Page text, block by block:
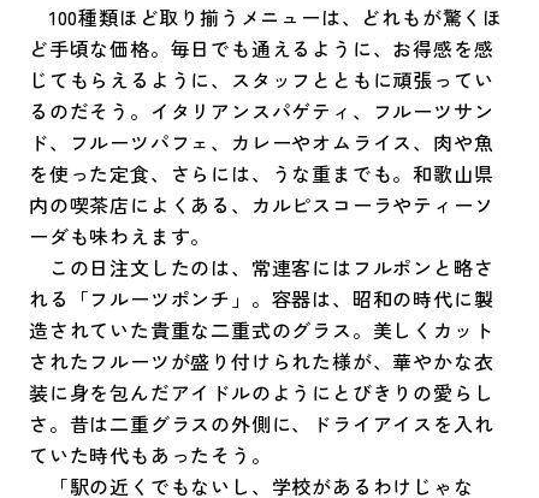
100種類ほど取り揃うメニューは、どれもが驚くほ
ど手頃な価格。毎日でも通えるように、お得感を感
じてもらえるように、スタッフとともに頑張ってい
るのだそう。イタリアンスパゲティ、フルーツサン
ド、フルーツパフェ、カレーやオムライス、肉や魚
を使った定食、さらには、うな重までも。和歌山県
内の喫茶店によくある、カルピスコーラやティーソ
ーダも味わえます。
この日注文したのは、常連客にはフルポンと略さ
れる「フルーツポンチ」。容器は、昭和の時代に製
造されていた貴重な二重式のグラス。美しくカット
されたフルーツが盛り付けられた様が、華やかな衣
装に身を包んだアイドルのようにとびきりの愛らし
さ。昔は二重グラスの外側に、ドライアイスを入れ
ていた時代もあったそう。
「駅の近くでもないし、学校があるわけじゃな